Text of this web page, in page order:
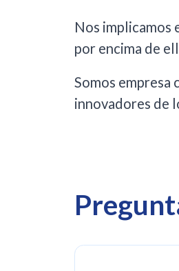
Nos implicamos
por encima de
Somos empresa
innovadores de